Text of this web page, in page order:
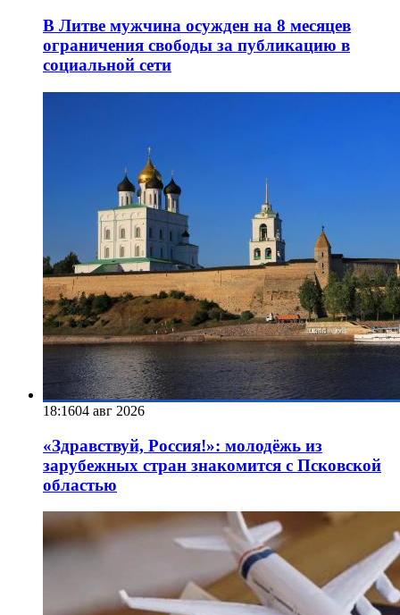
В Литве мужчина осужден на 8 месяцев
ограничения свободы за публикацию в
социальной сети
18:1604 авг 2026
«Здравствуй, Россия!»: молодёжь из
зарубежных стран знакомится с Псковской
областью